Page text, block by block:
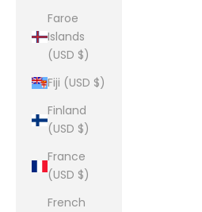
Faroe
Islands
(USD $)
Fiji (USD $)
Finland
(USD $)
France
(USD $)
French